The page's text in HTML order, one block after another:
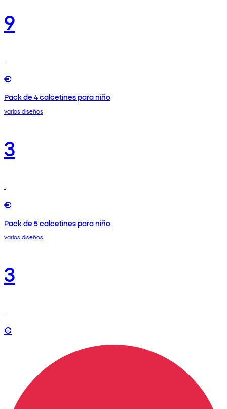
9
€
Pack de 4 calcetines para niño
varios diseños
3
€
Pack de 5 calcetines para niño
varios diseños
3
€